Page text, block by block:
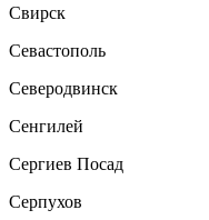
Свирск
Севастополь
Северодвинск
Сенгилей
Сергиев Посад
Серпухов